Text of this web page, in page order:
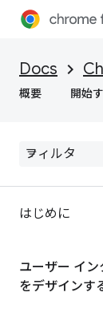
Docs
概要 開始
はじめに
ユーザー イン
をデザインす